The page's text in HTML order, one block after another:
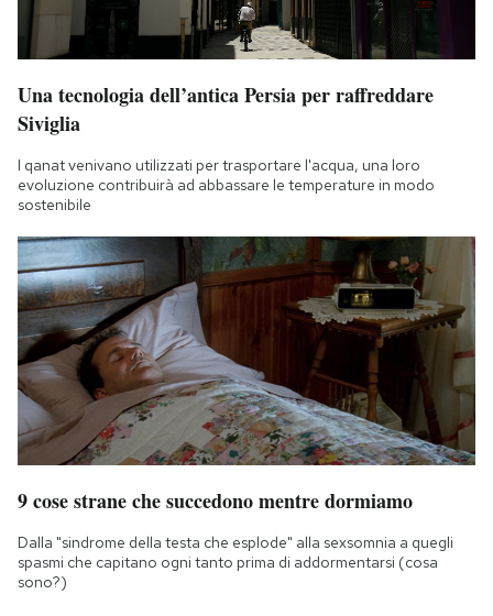
Una tecnologia dell’antica Persia per raffreddare
Siviglia
I qanat venivano utilizzati per trasportare l'acqua, una loro
evoluzione contribuirà ad abbassare le temperature in modo
sostenibile
9 cose strane che succedono mentre dormiamo
Dalla "sindrome della testa che esplode" alla sexsomnia a quegli
spasmi che capitano ogni tanto prima di addormentarsi (cosa
sono?)